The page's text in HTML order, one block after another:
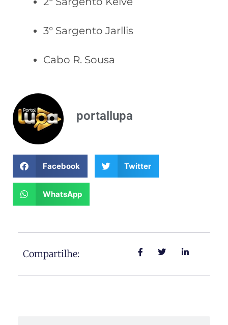
3° Sargento Jarllis
Cabo R. Sousa
portallupa
Facebook Twitter
WhatsApp
Compartilhe: